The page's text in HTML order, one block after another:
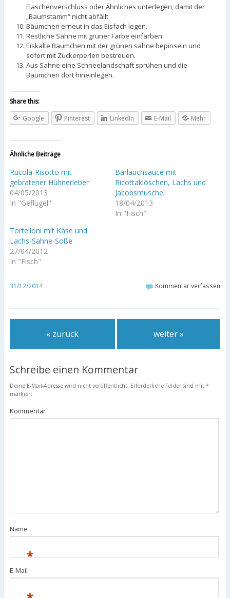
Flaschenverschluss oder Ähnliches unterlegen, damit der
„Baumstamm“ nicht abfällt.
Bäumchen erneut in das Eisfach legen.
Restliche Sahne mit grüner Farbe einfärben.
Eiskalte Bäumchen mit der grünen sahne bepinseln und
sofort mit Zuckerperlen bestreuen.
Aus Sahne eine Schneelandschaft sprühen und die
Bäumchen dort hineinlegen.
Share this:
Google
Pinterest LinkedIn E-Mail Mehr
Ähnliche Beiträge
Rucola-Risotto mit
gebratener Hühnerleber
04/05/2013
In "Geflügel"
Bärlauchsauce mit
Ricottaklöschen, Lachs und
Jacobsmuschel
18/04/2013
In "Fisch"
Tortelloni mit Käse und
Lachs-Sahne-Soße
27/04/2012
In "Fisch"
31/12/2014 Kommentar verfassen
« zurück weiter »
Schreibe einen Kommentar
Deine E-Mail-Adresse wird nicht veröffentlicht. Erforderliche Felder sind mit *
markiert
Kommentar
Name
*
E-Mail